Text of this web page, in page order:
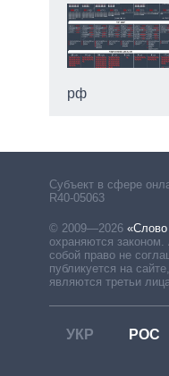
рф
Субъект в сфере
R40-05063
© 2009—2026
охраняются законом.
собой право не
публикуется на
являются третьи
УКР РОС